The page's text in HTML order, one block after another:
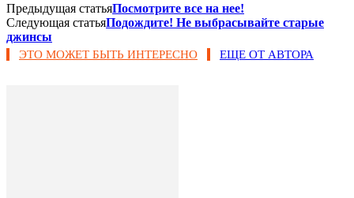
Предыдущая статьяПосмотрите все на нее!
Следующая статьяПодождите! Не выбрасывайте старые
джинсы
ЭТО МОЖЕТ БЫТЬ ИНТЕРЕСНО ЕЩЕ ОТ АВТОРА